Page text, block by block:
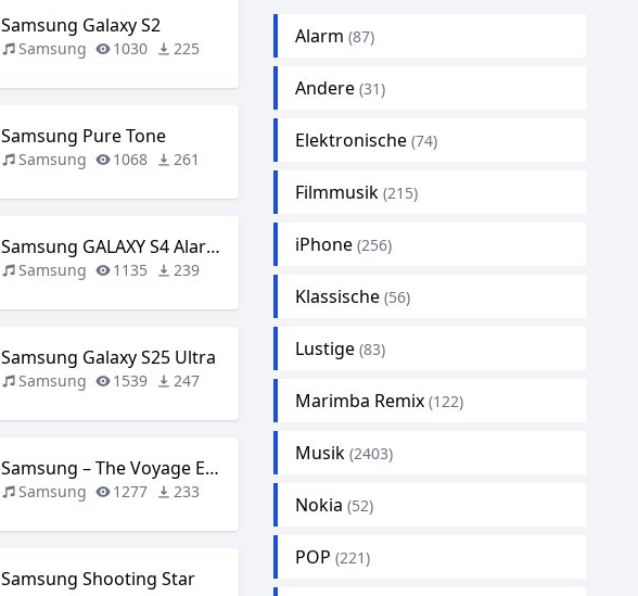
Samsung Galaxy S2
Samsung 1030 225
Samsung Pure Tone
Samsung 1068 261
Samsung GALAXY S4 Alarms
Samsung 1135 239
Samsung Galaxy S25 Ultra
Samsung 1539 247
Samsung – The Voyage EDM
Samsung 1277 233
Samsung Shooting Star
Alarm (87)
Andere (31)
Elektronische (74)
Filmmusik (215)
iPhone (256)
Klassische (56)
Lustige (83)
Marimba Remix (122)
Musik (2403)
Nokia (52)
POP (221)